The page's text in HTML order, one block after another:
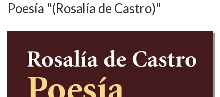
Poesía "(Rosalía de Castro)"